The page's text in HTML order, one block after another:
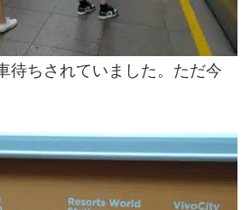
待ちされていました。ただ今